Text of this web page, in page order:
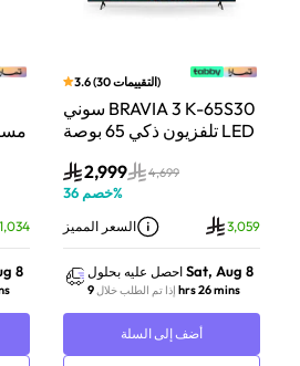
1,034
8
3.6(30التقييمات)
سوني BRAVIA 3 K-65S30
تلفزيون ذكي 65 بوصة LED
ونظام Google TV2,999 4,699
خصم 36 %
السعر المميز 3,059
احصل عليه بحلول Sat, Aug 8
إذا تم الطلب خلال 9 hrs 26 mins
أضف إلى السلة